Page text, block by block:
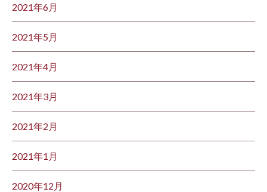
2021年6月
2021年5月
2021年4月
2021年3月
2021年2月
2021年1月
2020年12月